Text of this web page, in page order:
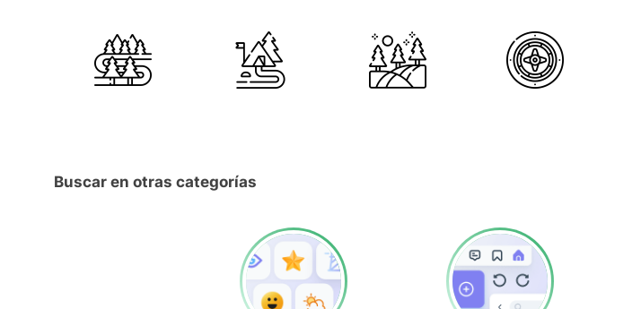
Buscar en otras categorías